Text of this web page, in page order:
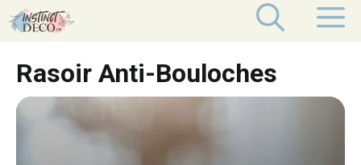
Aller
au
Rasoir Anti-Bouloches